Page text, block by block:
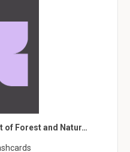
of Forest and Natur…